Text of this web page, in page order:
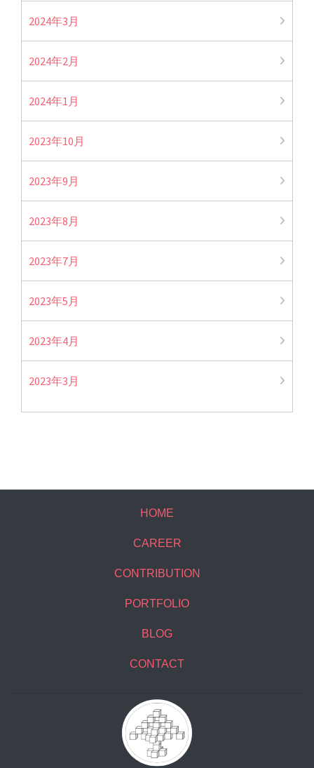
2024年3月
2024年2月
2024年1月
2023年10月
2023年9月
2023年8月
2023年7月
2023年5月
2023年4月
2023年3月
HOME
CAREER
CONTRIBUTION
PORTFOLIO
BLOG
CONTACT